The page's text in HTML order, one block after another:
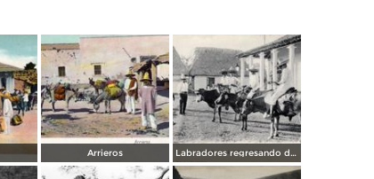
Arrieros Labradores regresando del trabajo